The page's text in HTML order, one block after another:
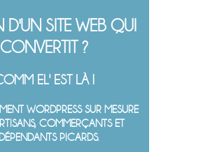
D'UN SITE WEB QUI
CONVERTIT ?
EL' EST LÀ !
WORDPRESS SUR MESURE
COMMERÇANTS ET
PICARDS.